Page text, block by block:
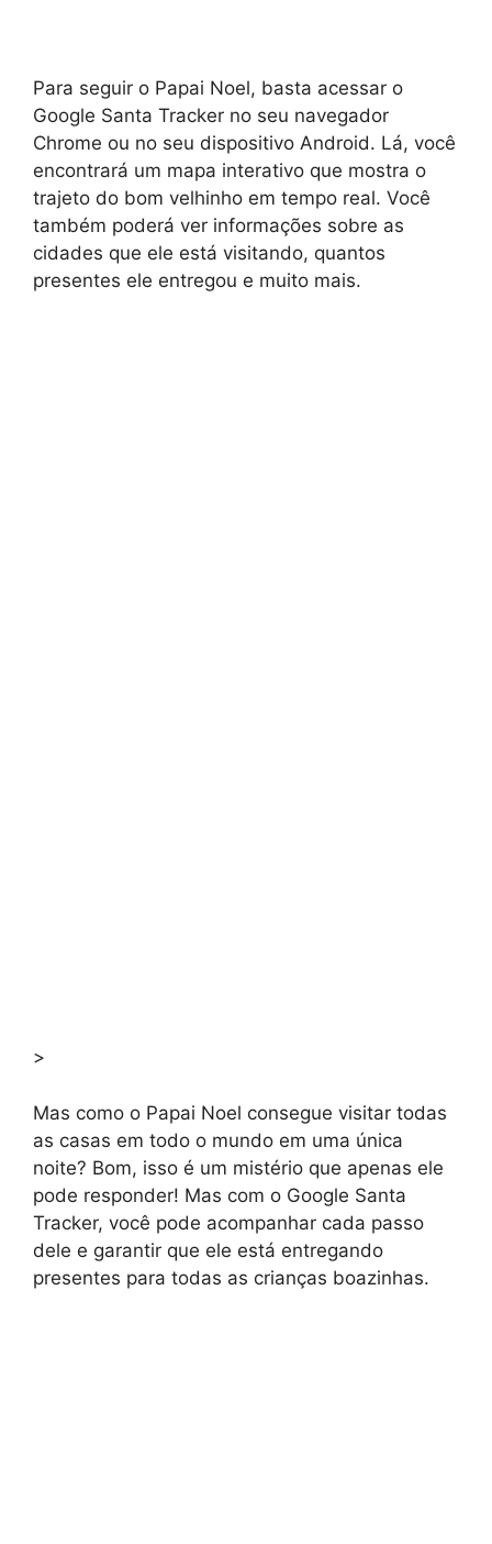
Para seguir o Papai Noel, basta acessar o
Google Santa Tracker no seu navegador
Chrome ou no seu dispositivo Android. Lá, você
encontrará um mapa interativo que mostra o
trajeto do bom velhinho em tempo real. Você
também poderá ver informações sobre as
cidades que ele está visitando, quantos
presentes ele entregou e muito mais.
>
Mas como o Papai Noel consegue visitar todas
as casas em todo o mundo em uma única
noite? Bom, isso é um mistério que apenas ele
pode responder! Mas com o Google Santa
Tracker, você pode acompanhar cada passo
dele e garantir que ele está entregando
presentes para todas as crianças boazinhas.